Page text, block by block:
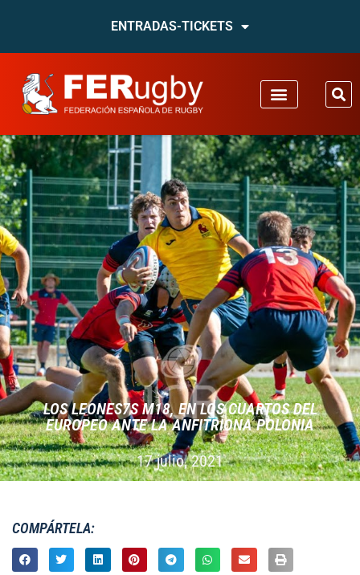
ENTRADAS-TICKETS
LOS LEONES7S M18, EN LOS CUARTOS DEL
EUROPEO ANTE LA ANFITRIONA POLONIA
17 julio, 2021
COMPÁRTELA: